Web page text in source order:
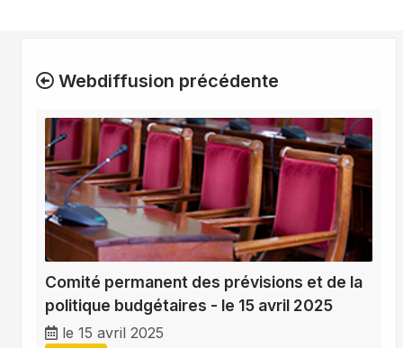
Webdiffusion précédente
Comité permanent des prévisions et de la
politique budgétaires - le 15 avril 2025
le 15 avril 2025